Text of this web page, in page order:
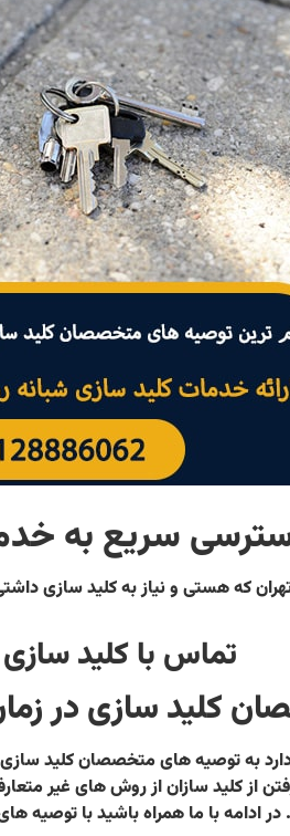
سریع به
که هستی و نیاز به کلید سازی
تماس با کلید سازی
کلید سازی در
به توصیه های متخصصان کلید سازی
کلید سازان از روش های غیر متعارف
ادامه با ما همراه باشید با توصیه